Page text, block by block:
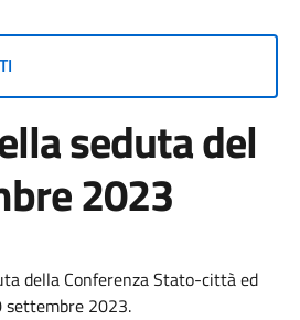
seduta del
2023
della Conferenza Stato-città ed
settembre 2023.